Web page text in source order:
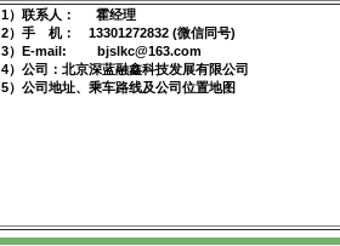
1）联系人： 霍经理
2）手 机： 13301272832 (微信同号)
3）E-mail: bjslkc@163.com
4）公司：北京深蓝融鑫科技发展有限公司
5）公司地址、乘车路线及公司位置地图